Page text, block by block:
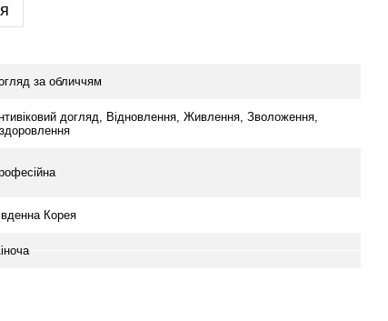
за обличчям
догляд, Відновлення, Живлення, Зволоження,
Корея